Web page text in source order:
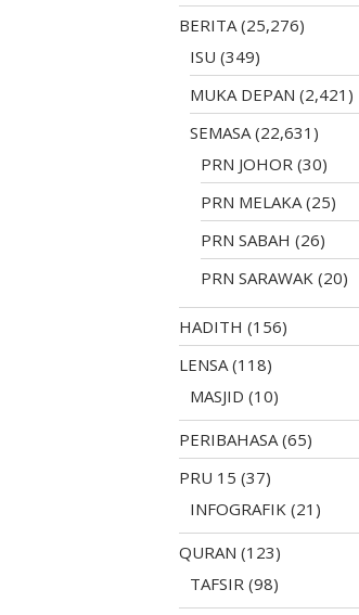
BERITA(25,276)
ISU (349)
MUKA DEPAN (2,421)
SEMASA(22,631)
PRN JOHOR (30)
PRN MELAKA(25)
PRN SABAH (26)
PRN SARAWAK (20)
HADITH (156)
LENSA(118)
MASJID (10)
PERIBAHASA(65)
PRU 15 (37)
INFOGRAFIK (21)
QURAN (123)
TAFSIR (98)